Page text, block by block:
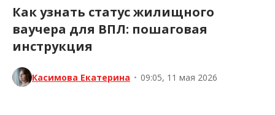
Как узнать статус жилищного
ваучера для ВПЛ: пошаговая
инструкция
Касимова Екатерина • 09:05, 11 мая 2026